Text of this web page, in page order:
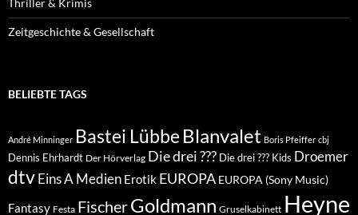
Thriller & Krimis
Zeitgeschichte & Gesellschaft
BELIEBTE TAGS
André Minninger Bastei Lübbe Blanvalet Boris Pfeiffer cbj
Dennis Ehrhardt Der Hörverlag Die drei ??? Die drei ??? Kids Droemer
dtvEins A Medien Erotik EUROPA EUROPA (Sony Music)
Fantasy Festa FischerGoldmann Gruselkabinett Heyne